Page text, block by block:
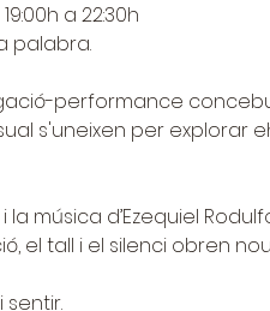
a 22:30h
palabra.
performance
s'uneixen per
música d’Ezequiel
el tall i el silenci obren